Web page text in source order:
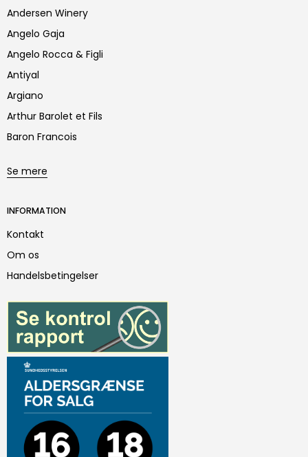
Andersen Winery
Angelo Gaja
Angelo Rocca & Figli
Antiyal
Argiano
Arthur Barolet et Fils
Baron Francois
Se mere
INFORMATION
Kontakt
Om os
Handelsbetingelser